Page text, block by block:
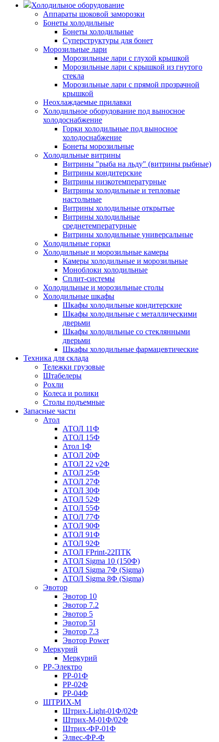
Холодильное оборудование
Аппараты шоковой заморозки
Бонеты холодильные
Бонеты холодильные
Суперструктуры для бонет
Морозильные лари
Морозильные лари с глухой крышкой
Морозильные лари с крышкой из гнутого
стекла
Морозильные лари с прямой прозрачной
крышкой
Неохлаждаемые прилавки
Холодильное оборудование под выносное
холодоснабжение
Горки холодильные под выносное
холодоснабжение
Бонеты морозильные
Холодильные витрины
Витрины "рыба на льду" (витрины рыбные)
Витрины кондитерские
Витрины низкотемпературные
Витрины холодильные и тепловые
настольные
Витрины холодильные открытые
Витрины холодильные
среднетемпературные
Витрины холодильные универсальные
Холодильные горки
Холодильные и морозильные камеры
Камеры холодильные и морозильные
Моноблоки холодильные
Сплит-системы
Холодильные и морозильные столы
Холодильные шкафы
Шкафы холодильные кондитерские
Шкафы холодильные с металлическими
дверьми
Шкафы холодильные со стеклянными
дверьми
Шкафы холодильные фармацевтические
Техника для склада
Тележки грузовые
Штабелеры
Рохли
Колеса и ролики
Столы подъемные
Запасные части
Атол
АТОЛ 11Ф
АТОЛ 15Ф
Атол 1Ф
АТОЛ 20Ф
АТОЛ 22 v2Ф
АТОЛ 25Ф
АТОЛ 27Ф
АТОЛ 30Ф
АТОЛ 52Ф
АТОЛ 55Ф
АТОЛ 77Ф
АТОЛ 90Ф
АТОЛ 91Ф
АТОЛ 92Ф
АТОЛ FPrint-22ПТК
АТОЛ Sigma 10 (150Ф)
АТОЛ Sigma 7Ф (Sigma)
АТОЛ Sigma 8Ф (Sigma)
Эвотор
Эвотор 10
Эвотор 7.2
Эвотор 5
Эвотор 5I
Эвотор 7.3
Эвотор Power
Меркурий
Меркурий
РР-Электро
РР-01Ф
РР-02Ф
РР-04Ф
ШТРИХ-М
Штрих-Light-01Ф/02Ф
Штрих-М-01Ф/02Ф
Штрих-ФР-01Ф
Элвес-ФР-Ф